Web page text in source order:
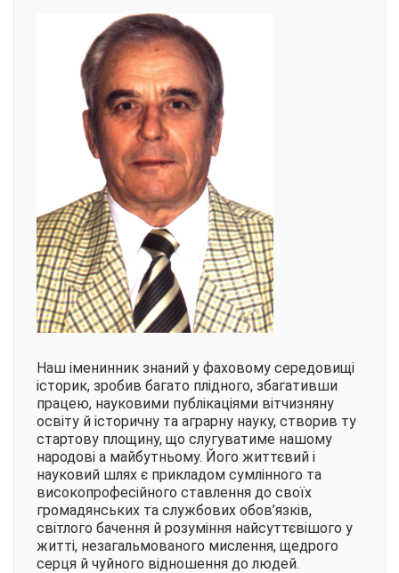
Наш іменинник знаний у фаховому середовищі
історик, зробив багато плідного, збагативши
працею, науковими публікаціями вітчизняну
освіту й історичну та аграрну науку, створив ту
стартову площину, що слугуватиме нашому
народові а майбутньому. Його життєвий і
науковий шлях є прикладом сумлінного та
високопрофесійного ставлення до своїх
громадянських та службових обов’язків,
світлого бачення й розуміння найсуттєвішого у
житті, незагальмованого мислення, щедрого
серця й чуйного відношення до людей.